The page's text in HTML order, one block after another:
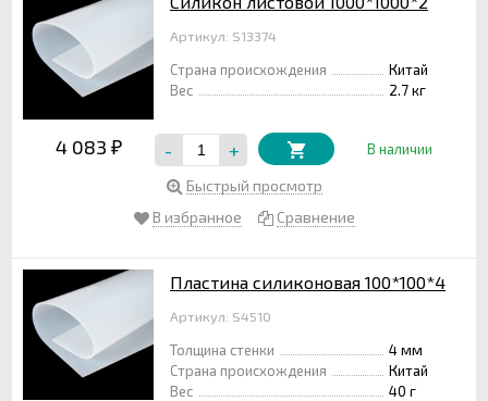
Артикул: S13374
Страна происхождения
Китай
Вес
2.7 кг
4 083 ₽ - + В наличии
Быстрый просмотр
В избранное
Сравнение
Пластина силиконовая 100*100*4
Артикул: S4510
Толщина стенки
4 мм
Страна происхождения
Китай
Вес
40 г